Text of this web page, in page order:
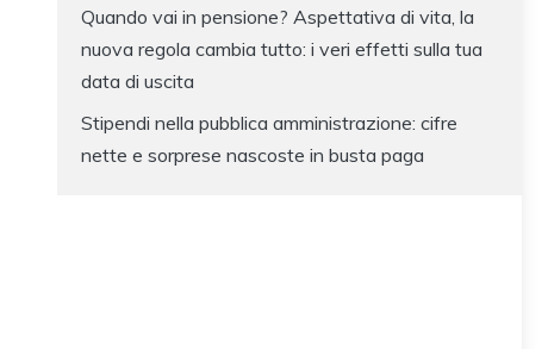
Quando vai in pensione? Aspettativa di vita, la
nuova regola cambia tutto: i veri effetti sulla tua
data di uscita
Stipendi nella pubblica amministrazione: cifre
nette e sorprese nascoste in busta paga